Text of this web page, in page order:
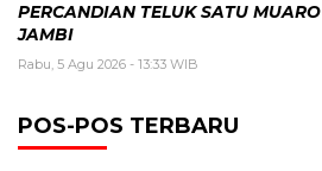
PERCANDIAN TELUK SATU MUARO
JAMBI
Rabu, 5 Agu 2026 - 13:33 WIB
POS-POS TERBARU